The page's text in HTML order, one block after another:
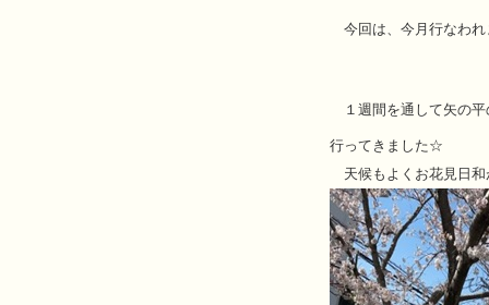
今回は、今月行なわれ
１週間を通して矢の平
行ってきました☆
天候もよくお花見日和